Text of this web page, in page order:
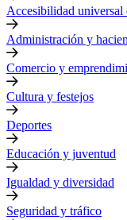
Accesibilidad universal
Administración y
Comercio y
Cultura y festejos
Deportes
Educación y juventud
Igualdad y diversidad
Seguridad y tráfico